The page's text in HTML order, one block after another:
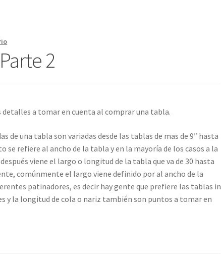
2
a tomar en cuenta al comprar una tabla.
de una tabla son variadas desde las tablas de mas de 9″ hasta
se refiere al ancho de la tabla y en la mayoría de los casos a la
viene el largo o longitud de la tabla que va de 30 hasta
comúnmente el largo viene definido por al ancho de la
patinadores, es decir hay gente que prefiere las tablas in
y la longitud de cola o nariz también son puntos a tomar en